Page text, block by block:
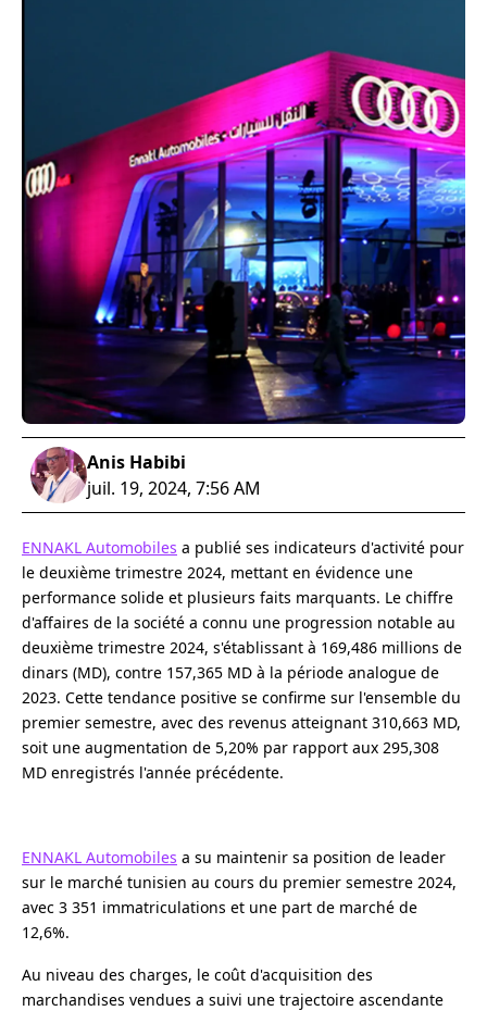
Anis Habibi
juil. 19, 2024, 7:56 AM
ENNAKL Automobiles a publié ses indicateurs d'activité pour
le deuxième trimestre 2024, mettant en évidence une
performance solide et plusieurs faits marquants. Le chiffre
d'affaires de la société a connu une progression notable au
deuxième trimestre 2024, s'établissant à 169,486 millions de
dinars (MD), contre 157,365 MD à la période analogue de
2023. Cette tendance positive se confirme sur l'ensemble du
premier semestre, avec des revenus atteignant 310,663 MD,
soit une augmentation de 5,20% par rapport aux 295,308
MD enregistrés l'année précédente.
ENNAKL Automobiles a su maintenir sa position de leader
sur le marché tunisien au cours du premier semestre 2024,
avec 3 351 immatriculations et une part de marché de
12,6%.
Au niveau des charges, le coût d'acquisition des
marchandises vendues a suivi une trajectoire ascendante